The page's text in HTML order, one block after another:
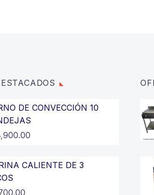
DE CONVECCIÓN 10
CALIENTE DE 3